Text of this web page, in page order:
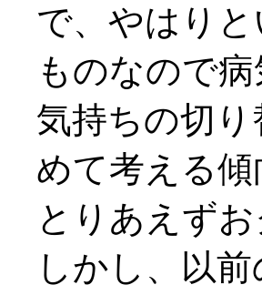
で、やはり
ものなので
気持ちの切
めて考える
とりあえず
しかし、以